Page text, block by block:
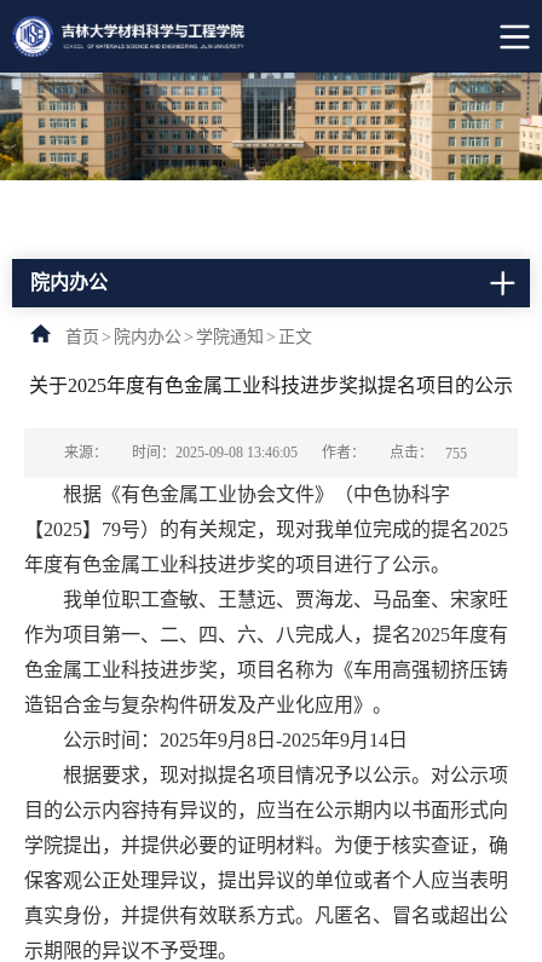
院内办公
首页 > 院内办公> 学院通知 > 正文
关于2025年度有色金属工业科技进步奖拟提名项目的公示
来源： 时间：2025-09-08 13:46:05 作者： 点击： 755
根据《有色金属工业协会文件》（中色协科字
【2025】79号）的有关规定，现对我单位完成的提名2025
年度有色金属工业科技进步奖的项目进行了公示。
我单位职工查敏、王慧远、贾海龙、马品奎、宋家旺
作为项目第一、二、四、六、八完成人，提名2025年度有
色金属工业科技进步奖，项目名称为《车用高强韧挤压铸
造铝合金与复杂构件研发及产业化应用》。
公示时间：2025年9月8 日-2025年9月14日
根据要求，现对拟提名项目情况予以公示。对公示项
目的公示内容持有异议的，应当在公示期内以书面形式向
学院提出，并提供必要的证明材料。为便于核实查证，确
保客观公正处理异议，提出异议的单位或者个人应当表明
真实身份，并提供有效联系方式。凡匿名、冒名或超出公
示期限的异议不予受理。